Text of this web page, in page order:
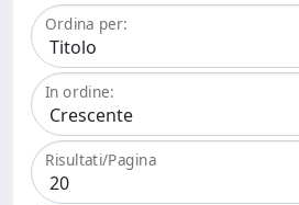
Ordina per:
In ordine:
Risultati/Pagina